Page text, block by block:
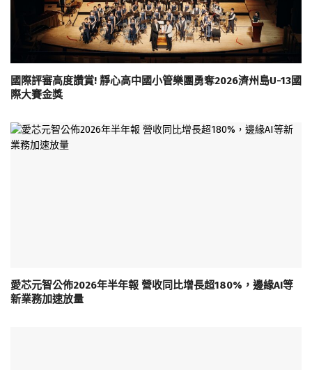
國際評審高度讚賞! 靜心高中國小管樂團勇奪2026濟州島U-13國
際大賽金獎
愛芯元智公佈2026年半年報 營收同比增長超180%，邊緣AI等
新業務加速放量